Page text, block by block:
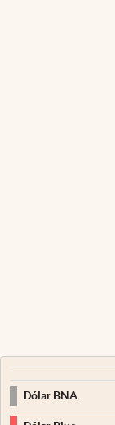
Dólar BNA